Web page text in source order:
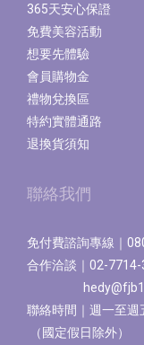
365天安心保證
免費美容活動
想要先體驗
會員購物金
禮物兌換區
特約實體通路
退換貨須知
聯絡我們
免付費諮詢專線｜
合作洽談｜02-
聯絡時間｜
（國定假日除外）